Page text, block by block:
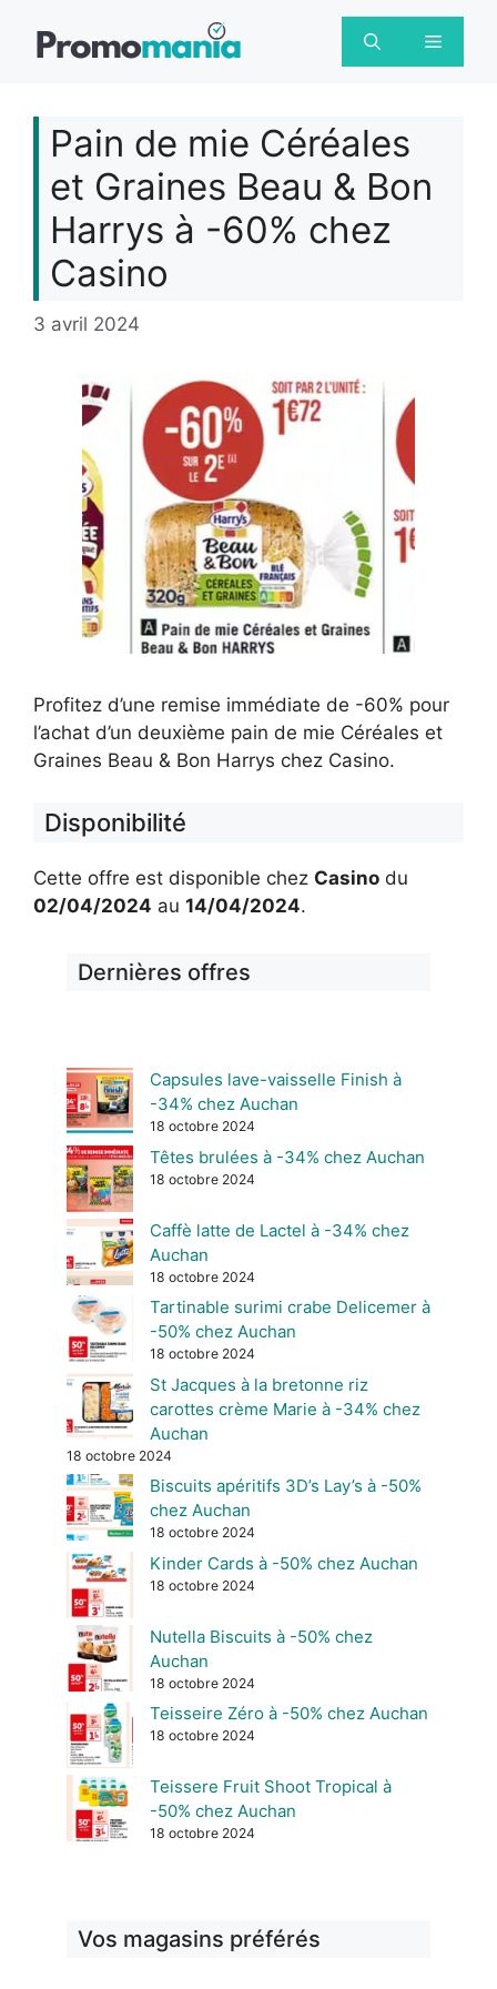
Menu
Pain de mie Céréales
et Graines Beau & Bon
Harrys à -60% chez
Casino
3 avril 2024
Profitez d’une remise immédiate de -60% pour
l’achat d’un deuxième pain de mie Céréales et
Graines Beau & Bon Harrys chez Casino.
Disponibilité
Cette offre est disponible chez Casino du
02/04/2024 au 14/04/2024.
Dernières offres
Capsules lave-vaisselle Finish à
-34% chez Auchan
18 octobre 2024
Têtes brulées à -34% chez Auchan
18 octobre 2024
Caffè latte de Lactel à -34% chez
Auchan
18 octobre 2024
Tartinable surimi crabe Delicemer à
-50% chez Auchan
18 octobre 2024
St Jacques à la bretonne riz
carottes crème Marie à -34% chez
Auchan
18 octobre 2024
Biscuits apéritifs 3D’s Lay’s à -50%
chez Auchan
18 octobre 2024
Kinder Cards à -50% chez Auchan
18 octobre 2024
Nutella Biscuits à -50% chez
Auchan
18 octobre 2024
Teisseire Zéro à -50% chez Auchan
18 octobre 2024
Teissere Fruit Shoot Tropical à
-50% chez Auchan
18 octobre 2024
Vos magasins préférés